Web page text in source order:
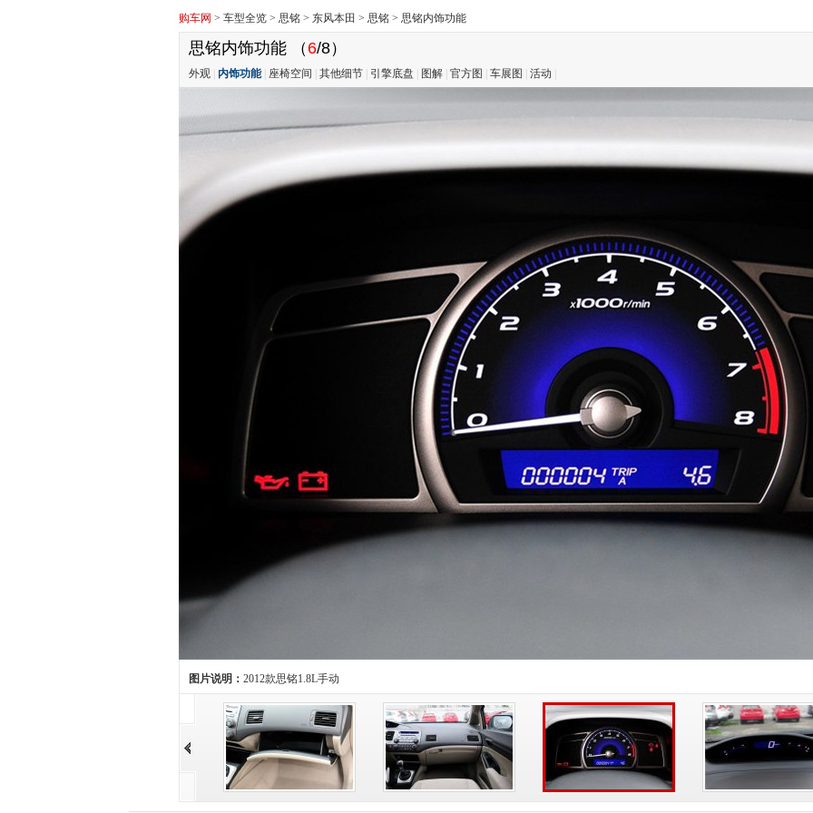
购车网 > 车型全览 > 思铭 > 东风本田 > 思铭 > 思铭内饰功能
思铭内饰功能 （ 6/8）
外观 内饰功能| 座椅空间 其他细节 引擎底盘 图解 官方图 车展图 活动
图片说明： 2012款思铭1.8L手动